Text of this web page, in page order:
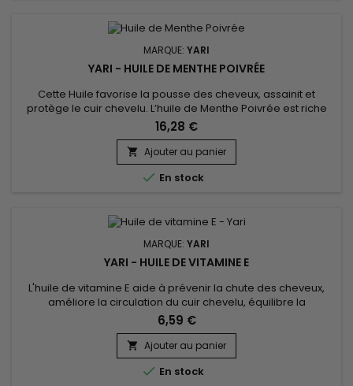
MARQUE: YARI
YARI - HUILE DE MENTHE POIVRÉE
Cette Huile favorise la pousse des cheveux, assainit et
protège le cuir chevelu. L’huile de Menthe Poivrée est riche
en menthol, elle permet de protéger, d’assainir et favoriser la
pousse des cheveux. Grâce à son action purifiante l’huile de
menthe poivrée permet de lutter contre les démangeaisons
et les irritations au niveau du cuir chevelu. Elle...
16,28 €
 Ajouter au panier
 En stock
MARQUE: YARI
YARI - HUILE DE VITAMINE E
L'huile de vitamine E aide à prévenir la chute des cheveux,
améliore la circulation du cuir chevelu, équilibre la
production d'huile, contrôle les frisottis et donne un éclat
naturel aux cheveux. Hydratante, nourrissante, antioxydante…
l’huile de vitamine E est l’alliée des cheveux secs et
dévitalisés. Antioxydante, l’huile de vitamine E est aussi...
6,59 €
 Ajouter au panier
 En stock